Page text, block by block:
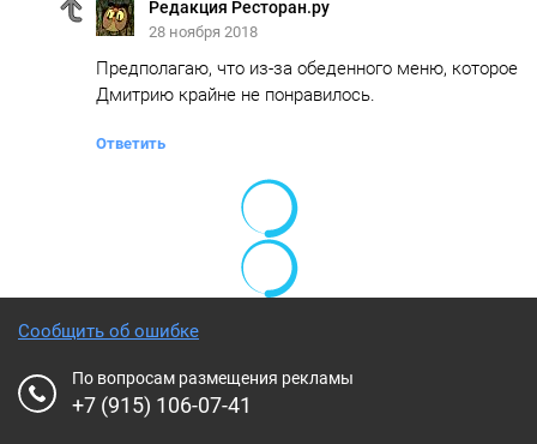
Редакция Ресторан.ру
28 ноября 2018
Предполагаю, что из-за обеденного меню, которое
Дмитрию крайне не понравилось.
Ответить
Сообщить об ошибке
По вопросам размещения рекламы
+7 (915) 106-07-41